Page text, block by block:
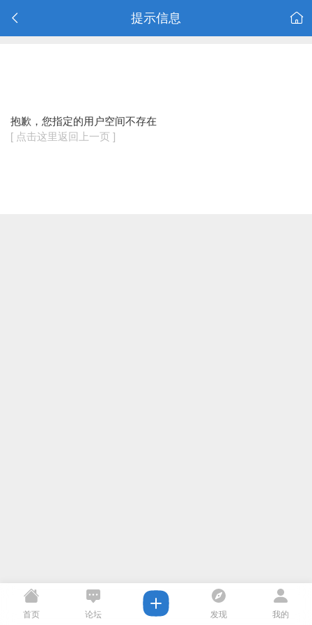
提示信息
抱歉，您指定的用户空间不存在
[ 点击这里返回上一页 ]
首页 论坛 发现 我的